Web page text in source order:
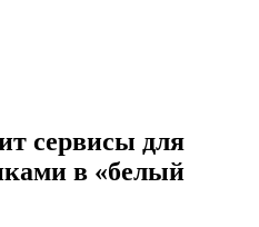
сервисы для
в «белый